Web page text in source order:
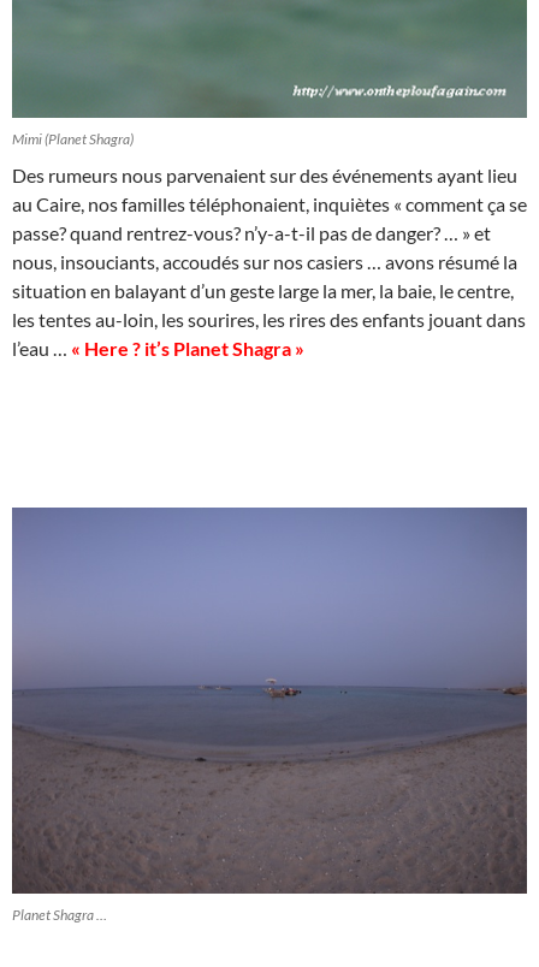
Mimi (Planet Shagra)
Des rumeurs nous parvenaient sur des événements ayant lieu
au Caire, nos familles téléphonaient, inquiètes « comment ça se
passe? quand rentrez-vous? n’y-a-t-il pas de danger? … » et
nous, insouciants, accoudés sur nos casiers … avons résumé la
situation en balayant d’un geste large la mer, la baie, le centre,
les tentes au-loin, les sourires, les rires des enfants jouant dans
l’eau … « Here ? it’s Planet Shagra »
Planet Shagra …